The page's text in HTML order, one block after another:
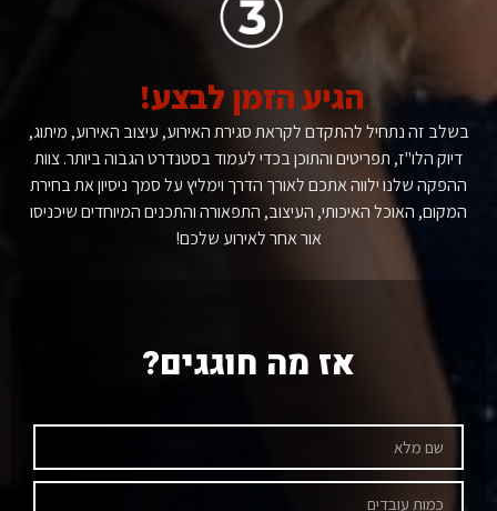
הגיע הזמן לבצע!
בשלב זה נתחיל להתקדם לקראת סגירת האירוע, עיצוב האירוע, מיתוג,
דיוק הלו"ז, תפריטים והתוכן בכדי לעמוד בסטנדרט הגבוה ביותר. צוות
ההפקה שלנו ילווה אתכם לאורך הדרך וימליץ על סמך ניסיון את בחירת
המקום, האוכל האיכותי, העיצוב, התפאורה והתכנים המיוחדים שיכניסו
אור אחר לאירוע שלכם!
אז מה חוגגים?